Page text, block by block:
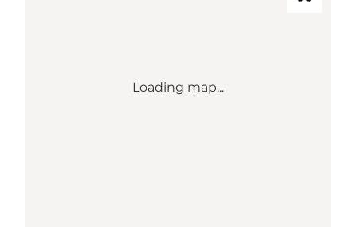
Loading map...